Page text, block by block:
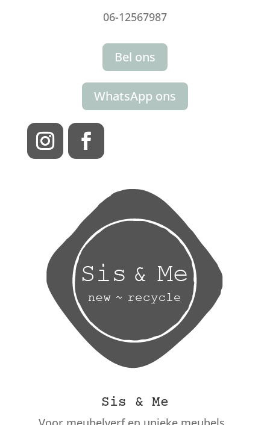
06-12567987
Bel ons
WhatsApp ons
Sis & Me